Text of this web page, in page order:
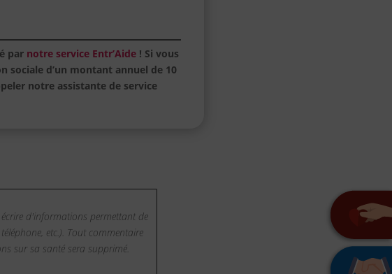
par notre service Entr’Aide! Si vous
sociale d’un montant annuel de 10
notre assistante de service
d'informations permettant de
etc.). Tout commentaire
sur sa santé sera supprimé.